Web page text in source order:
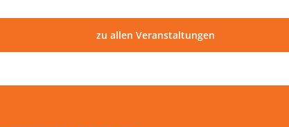
zu allen Veranstaltungen